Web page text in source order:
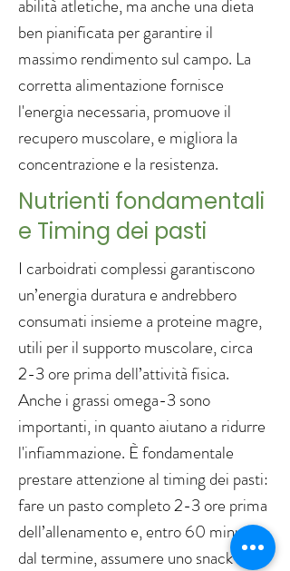
abilità atletiche, ma anche una dieta
ben pianificata per garantire il
massimo rendimento sul campo. La
corretta alimentazione fornisce
l'energia necessaria, promuove il
recupero muscolare, e migliora la
concentrazione e la resistenza.
Nutrienti fondamentali
e Timing dei pasti
I carboidrati complessi garantiscono
un’energia duratura e andrebbero
consumati insieme a proteine magre,
utili per il supporto muscolare, circa
2-3 ore prima dell’attività fisica.
Anche i grassi omega-3 sono
importanti, in quanto aiutano a ridurre
l'infiammazione. È fondamentale
prestare attenzione al timing dei pasti:
fare un pasto completo 2-3 ore prima
dell’allenamento e, entro 60 minuti
dal termine, assumere uno snack o un